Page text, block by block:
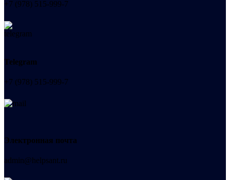
+7 (978) 515-999-7
Telegram
+7 (978) 515-999-7
Электронная почта
admin@helpsant.ru